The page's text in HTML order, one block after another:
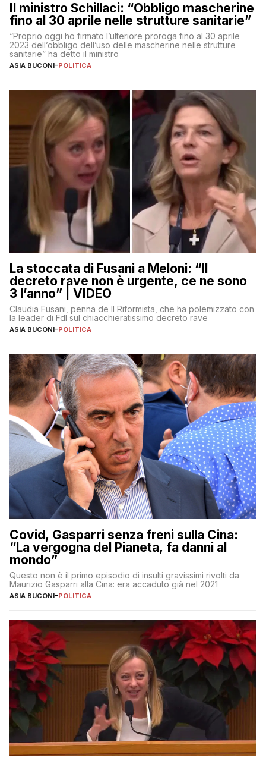
Il ministro Schillaci: “Obbligo mascherine
fino al 30 aprile nelle strutture sanitarie”
“Proprio oggi ho firmato l’ulteriore proroga fino al 30 aprile
2023 dell’obbligo dell’uso delle mascherine nelle strutture
sanitarie” ha detto il ministro
ASIA BUCONI-POLITICA
La stoccata di Fusani a Meloni: “Il
decreto rave non è urgente, ce ne sono
3 l’anno” | VIDEO
Claudia Fusani, penna de Il Riformista, che ha polemizzato con
la leader di FdI sul chiacchieratissimo decreto rave
ASIA BUCONI-POLITICA
Covid, Gasparri senza freni sulla Cina:
“La vergogna del Pianeta, fa danni al
mondo”
Questo non è il primo episodio di insulti gravissimi rivolti da
Maurizio Gasparri alla Cina: era accaduto già nel 2021
ASIA BUCONI-POLITICA